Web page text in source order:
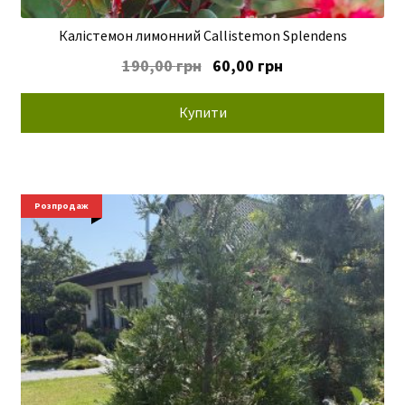
Калістемон лимонний Callistemon Splendens
190,00грн Оригінальна
190,00 грн.
60,00 грн
Купити
Розпродаж